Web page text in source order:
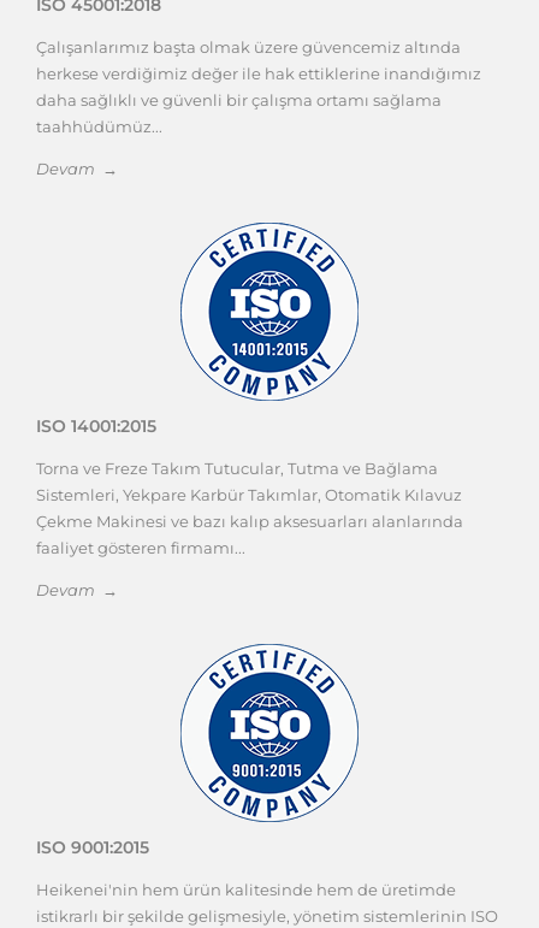
ISO 45001:2018
Çalışanlarımız başta olmak üzere güvencemiz altında
herkese verdiğimiz değer ile hak ettiklerine inandığımız
daha sağlıklı ve güvenli bir çalışma ortamı sağlama
taahhüdümüz...
Devam →
ISO 14001:2015
Torna ve Freze Takım Tutucular, Tutma ve Bağlama
Sistemleri, Yekpare Karbür Takımlar, Otomatik Kılavuz
Çekme Makinesi ve bazı kalıp aksesuarları alanlarında
faaliyet gösteren firmamı...
Devam →
ISO 9001:2015
Heikenei'nin hem ürün kalitesinde hem de üretimde
istikrarlı bir şekilde gelişmesiyle, yönetim sistemlerinin ISO